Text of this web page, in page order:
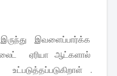
இவளைப்பார்க்க
ஏரியா ஆட்களால்
.